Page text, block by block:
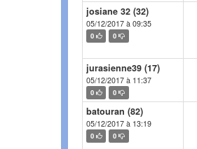
josiane 32 (32)
05/12/2017 à 09:35
0 0
jurasienne39 (17)
05/12/2017 à 11:37
0 0
batouran (82)
05/12/2017 à 13:19
0 0